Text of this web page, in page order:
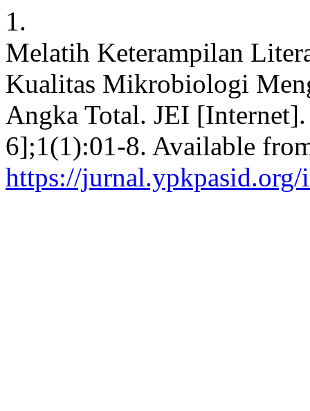
1.
Melatih Keterampilan
Kualitas Mikrobiologi
Angka Total. JEI
6];1(1):01-8. Available
https://